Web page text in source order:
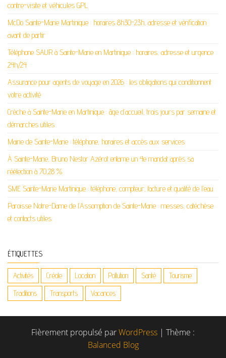
contre-visite et véhicules GPL
McDo Sainte-Marie Martinique : horaires 8h30-23h, adresse et vérification
avant de partir
Téléphone SAUR à Sainte-Marie en Martinique : horaires, adresse et urgence
24h/24
Assurance pour agents de voyage en 2026 : les obligations qui conditionnent
votre activité
Crèche à Sainte-Marie en Martinique : âge d’accueil, trois jours par semaine et
démarches utiles
Mairie de Sainte-Marie : téléphone, horaires et accès aux services
À Sainte-Marie, Bruno Nestor Azérot entame un 4e mandat après sa
réélection à 70,28 %
SME Sainte-Marie Martinique : téléphone, compteur, facture et qualité de l’eau
Paroisse Notre-Dame de l’Assomption de Sainte-Marie : messes, catéchèse
et contacts utiles
ÉTIQUETTES
Activités Créole Location Pollution Santé Tourisme
Traditions Transports Vacances
Fièrement propulsé parWordPress | Thème :
Balanced Blog